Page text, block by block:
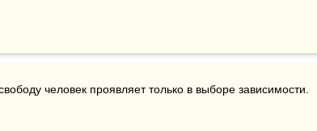
человек проявляет только в выборе зависимости.